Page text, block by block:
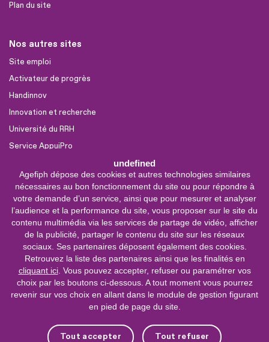
undefined
Agefiph dépose des cookies et autres technologies similaires
nécessaires au bon fonctionnement du site ou pour répondre à
votre demande d’un service, ainsi que pour mesurer et analyser
l’audience et la performance du site, vous proposer sur le site du
contenu multimédia via les services de partage de vidéo, afficher
de la publicité, partager le contenu du site sur les réseaux
sociaux. Ses partenaires déposent également des cookies.
Retrouvez la liste des partenaires ainsi que les finalités en
cliquant ici. Vous pouvez accepter, refuser ou paramétrer vos
choix par les boutons ci-dessous. A tout moment vous pourrez
revenir sur vos choix en allant dans le module de gestion figurant
en pied de page du site.
Tout accepter Tout refuser
Plan du site
Nos autres sites
Site emploi
Activateur de progrès
Handinnov
Innovation et recherche
Université du RRH
Service AppuiPro
Nous suivre
Youtube
Linkedin
Facebook
0 800 11 10 09
Service &
appel gratuits
Nous contacter